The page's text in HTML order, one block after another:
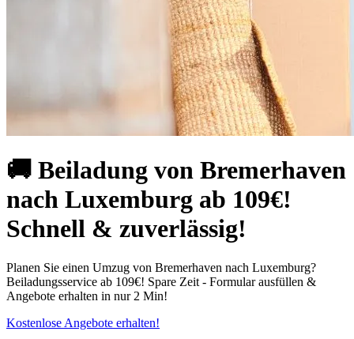
🚚 Beiladung von Bremerhaven
nach Luxemburg ab 109€!
Schnell & zuverlässig!
Planen Sie einen Umzug von Bremerhaven nach Luxemburg?
Beiladungsservice ab 109€! Spare Zeit - Formular ausfüllen &
Angebote erhalten in nur 2 Min!
Kostenlose Angebote erhalten!